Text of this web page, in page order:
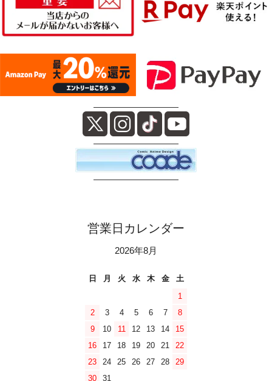
――――――――――
――――――――――
――――――――――
営業日カレンダー
2026年8月
日 月 火 水 木 金
土
1
2
3 4 5 6 7
8
9
10 11 12 13 14
15
16
17 18 19 20 21
22
23
24 25 26 27 28
29
30
31